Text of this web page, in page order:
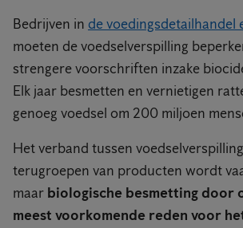
Bedrijven in de
moeten de voedselverspilling
strengere voorschriften inzake
Elk jaar besmetten en vernietigen
genoeg voedsel om 200 miljoen
Het verband tussen
terugroepen van producten wordt
maar biologische besmetting door
meest voorkomende reden voor